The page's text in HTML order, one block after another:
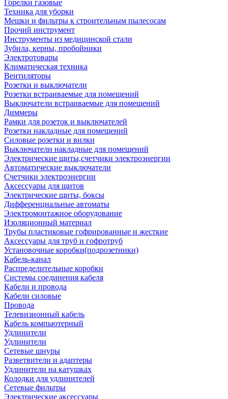
Горелки газовые
Техника для уборки
Мешки и фильтры к строительным пылесосам
Прочий инструмент
Инструменты из медицинской стали
Зубила, керны, пробойники
Электротовары
Климатическая техника
Вентиляторы
Розетки и выключатели
Розетки встраиваемые для помещений
Выключатели встраиваемые для помещений
Диммеры
Рамки для розеток и выключателей
Розетки накладные для помещений
Силовые розетки и вилки
Выключатели накладные для помещений
Электрические щиты,счетчики электроэнергии
Автоматические выключатели
Счетчики электроэнергии
Аксессуары для щитов
Электрические щиты, боксы
Дифференциальные автоматы
Электромонтажное оборудование
Изоляционный материал
Трубы пластиковые гофрированные и жесткие
Аксессуары для труб и гофротруб
Установочные коробки(подрозетники)
Кабель-канал
Распределительные коробки
Системы соединения кабеля
Кабели и провода
Кабели силовые
Провода
Телевизионный кабель
Кабель компьютерный
Удлинители
Удлинители
Сетевые шнуры
Разветвители и адаптеры
Удлинители на катушках
Колодки для удлинителей
Сетевые фильтры
Электрические аксессуары